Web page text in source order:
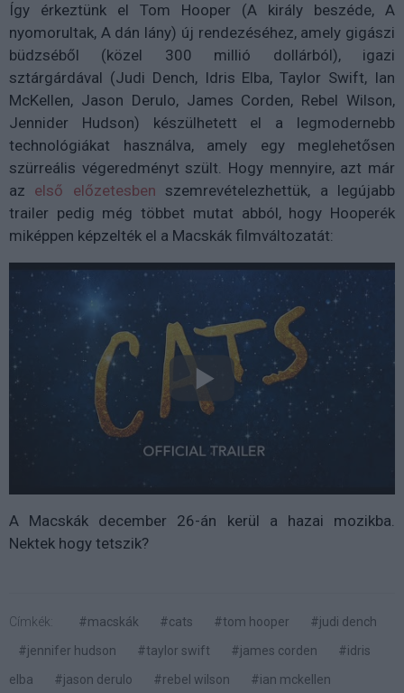
Így érkeztünk el Tom Hooper (A király beszéde, A
nyomorultak, A dán lány) új rendezéséhez, amely gigászi
büdzséből (közel 300 millió dollárból), igazi
sztárgárdával (Judi Dench, Idris Elba, Taylor Swift, Ian
McKellen, Jason Derulo, James Corden, Rebel Wilson,
Jennider Hudson) készülhetett el a legmodernebb
technológiákat használva, amely egy meglehetősen
szürreális végeredményt szült. Hogy mennyire, azt már
az első előzetesben szemrevételezhettük, a legújabb
trailer pedig még többet mutat abból, hogy Hooperék
miképpen képzelték el a Macskák filmváltozatát:
A Macskák december 26-án kerül a hazai mozikba.
Nektek hogy tetszik?
Címkék: #macskák #cats #tom hooper
#judi dench
#jennifer hudson
#taylor swift #james corden
#idris
elba
#jason derulo #rebel wilson #ian mckellen